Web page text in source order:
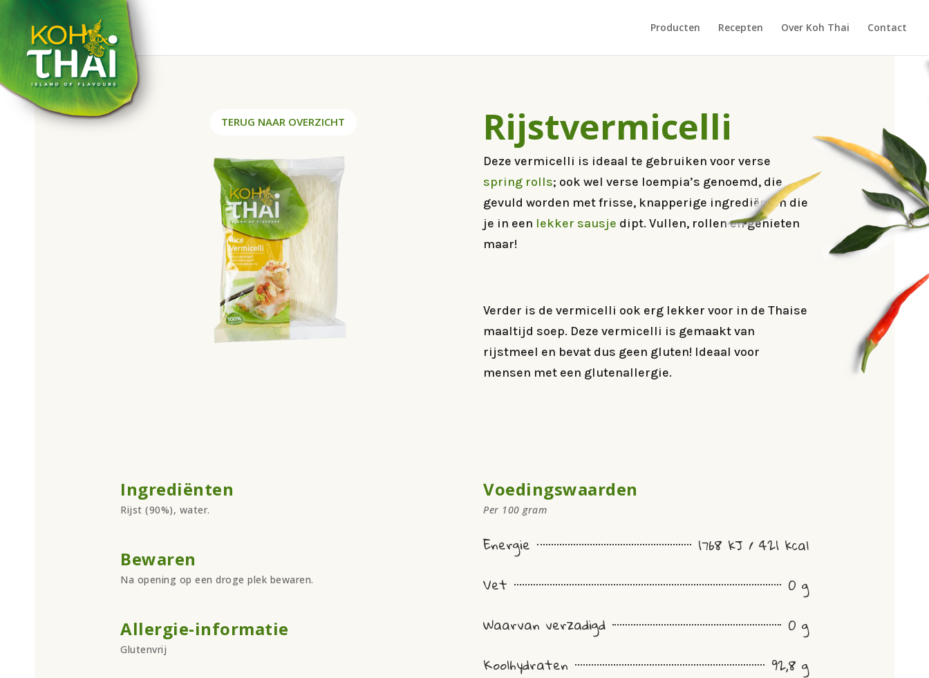
Producten Recepten Over Koh Thai Contact
TERUG NAAR OVERZICHT Rijstvermicelli
Deze vermicelli is ideaal te gebruiken voor verse
spring rolls; ook wel verse loempia’s genoemd, die
gevuld worden met frisse, knapperige ingrediënten die
je in een lekker sausje dipt. Vullen, rollen en genieten
maar!
Verder is de vermicelli ook erg lekker voor in de Thaise
maaltijd soep. Deze vermicelli is gemaakt van
rijstmeel en bevat dus geen gluten! Ideaal voor
mensen met een glutenallergie.
Ingrediënten
Rijst (90%), water.
Bewaren
Na opening op een droge plek bewaren.
Allergie-informatie
Glutenvrij
Voedingswaarden
Per 100 gram
Energie
1768 kJ / 421 kcal
Vet
0 g
Waarvan verzadigd
0 g
Koolhydraten
92,8 g